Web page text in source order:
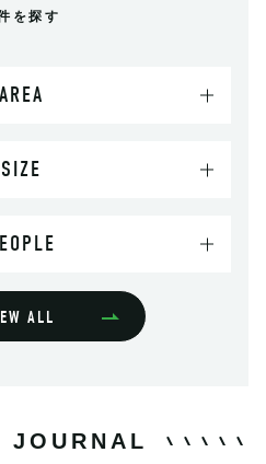
を探す
AREA
SIZE
ALL
JOURNAL